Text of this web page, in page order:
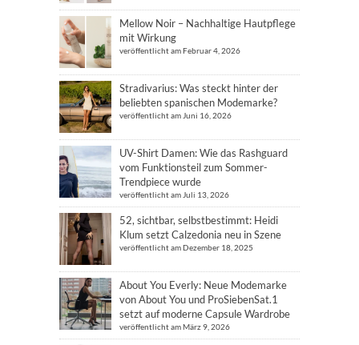
Mellow Noir – Nachhaltige Hautpflege
mit Wirkung
veröffentlicht am Februar 4, 2026
Stradivarius: Was steckt hinter der
beliebten spanischen Modemarke?
veröffentlicht am Juni 16, 2026
UV-Shirt Damen: Wie das Rashguard
vom Funktionsteil zum Sommer-
Trendpiece wurde
veröffentlicht am Juli 13, 2026
52, sichtbar, selbstbestimmt: Heidi
Klum setzt Calzedonia neu in Szene
veröffentlicht am Dezember 18, 2025
About You Everly: Neue Modemarke
von About You und ProSiebenSat.1
setzt auf moderne Capsule Wardrobe
veröffentlicht am März 9, 2026